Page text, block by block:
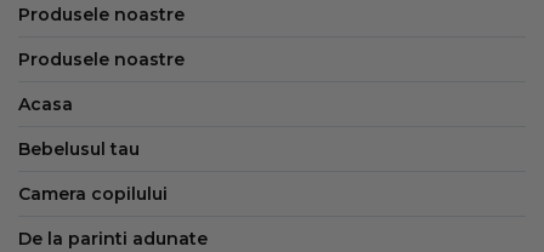
Produsele noastre
Produsele noastre
Acasa
Bebelusul tau
Camera copilului
De la parinti adunate